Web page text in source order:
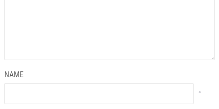
NAME
*